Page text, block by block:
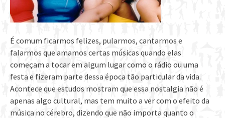
É comum ficarmos felizes, pularmos, cantarmos e
falarmos que amamos certas músicas quando elas
começam a tocar em algum lugar como o rádio ou uma
festa e fizeram parte dessa época tão particular da vida.
Acontece que estudos mostram que essa nostalgia não é
apenas algo cultural, mas tem muito a ver com o efeito da
música no cérebro, dizendo que não importa quanto o